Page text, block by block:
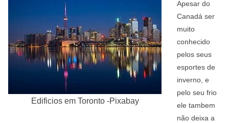
Edificios em Toronto -Pixabay
Apesar do
Canadá ser
muito
conhecido
pelos seus
esportes de
inverno, e
pelo seu frio
ele tambem
não deixa a